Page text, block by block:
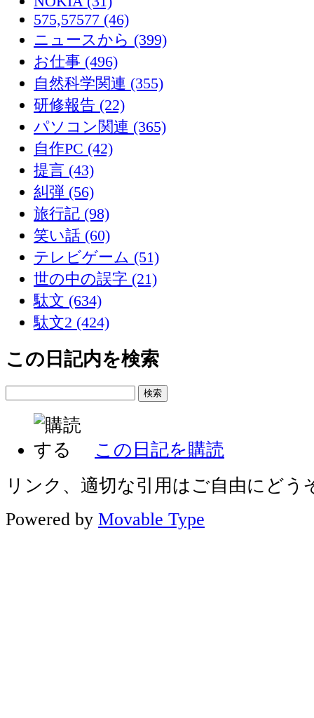
575,57577 (46)
ニュースから (399)
お仕事 (496)
自然科学関連 (355)
研修報告 (22)
パソコン関連 (365)
自作PC (42)
提言 (43)
糾弾 (56)
旅行記 (98)
笑い話 (60)
テレビゲーム (51)
世の中の誤字 (21)
駄文 (634)
駄文2 (424)
この日記内を検索
この日記を購読
リンク、適切な引用はご自由にどう
Powered by Movable Type